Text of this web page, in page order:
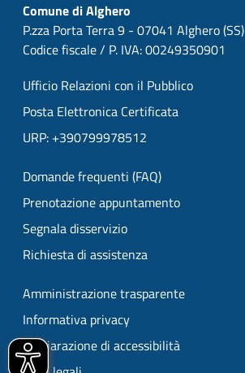
Comune di Alghero
P.zza Porta Terra 9 - 07041 Alghero (SS)
Codice fiscale / P. IVA: 00249350901
Ufficio Relazioni con il Pubblico
Posta Elettronica Certificata
URP: +390799978512
Domande frequenti (FAQ)
Prenotazione appuntamento
Segnala disservizio
Richiesta di assistenza
Amministrazione trasparente
Informativa privacy
Dichiarazione di accessibilità